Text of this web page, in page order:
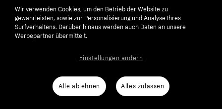
number: 556737-0431
Cookies Klarna.com
Wir verwenden Cookies, um den Betrieb der Website zu
gewährleisten, sowie zur Personalisierung und Analyse Ihres
Surfverhaltens. Darüber hinaus werden auch Daten an unsere
Werbepartner übermittelt.
Alle ablehnen Alles zulassen
Einstellungen ändern